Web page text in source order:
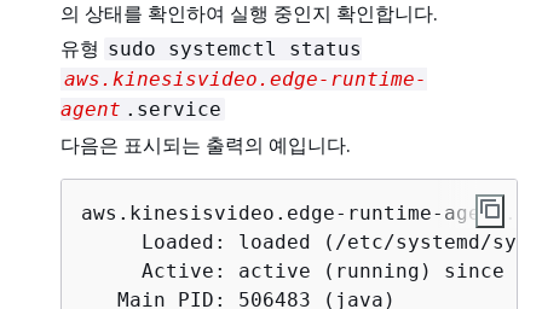
의 상태를 확인하여 실행 중인지 확인합니다.
유형 sudo systemctl status
aws.kinesisvideo.edge-runtime-
agent .service
다음은 표시되는 출력의 예입니다.
aws.kinesisvideo.edge-runtime-
Loaded: loaded (/etc/systemd/
Active: active (running) since
   Main PID: 506483 (java)